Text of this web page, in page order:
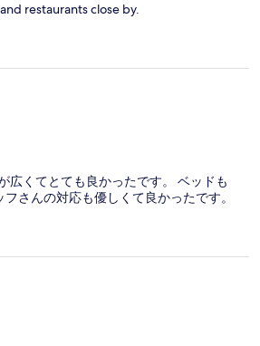
restaurants close by.
広くてとても良かったです。 ベッドも
さんの対応も優しくて良かったです。